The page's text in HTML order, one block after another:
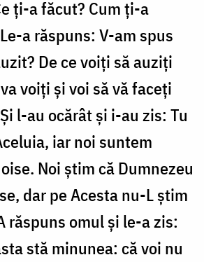
ți-a făcut? Cum ți-a
a răspuns: V-am spus
De ce voiți să auziți
voiți și voi să vă faceți
l-au ocărât și i-au zis: Tu
iar noi suntem
Noi știm că Dumnezeu
dar pe Acesta nu-L știm
răspuns omul și le-a zis:
stă minunea: că voi nu